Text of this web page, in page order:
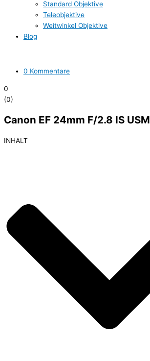
Standard Objektive
Teleobjektive
Weitwinkel Objektive
Blog
0 Kommentare
0
(0)
Canon EF 24mm F/2.8 IS USM
INHALT